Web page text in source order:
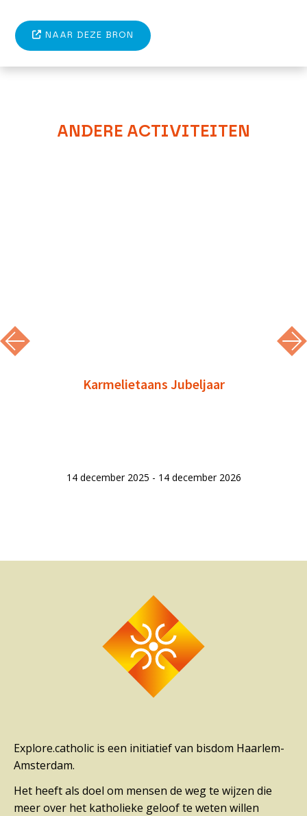
NAAR DEZE BRON
ANDERE ACTIVITEITEN
Karmelietaans Jubeljaar
14 december 2025 - 14 december 2026
Explore.catholic is een initiatief van bisdom Haarlem-
Amsterdam.
Het heeft als doel om mensen de weg te wijzen die
meer over het katholieke geloof te weten willen